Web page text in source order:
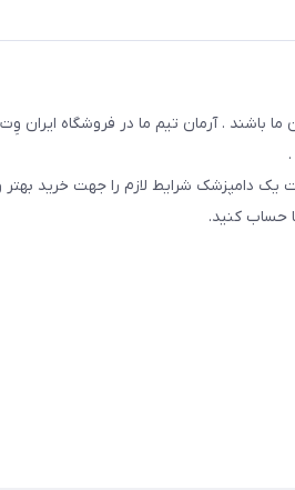
باشند . آرمان تیم ما در فروشگاه ایران
دامپزشک شرایط لازم را جهت خرید بهتر
حساب کنید.